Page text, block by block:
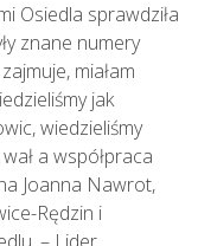
Osiedla sprawdziła
znane numery
miałam
jak
wiedzieliśmy
a współpraca
Joanna Nawrot,
Rędzin i